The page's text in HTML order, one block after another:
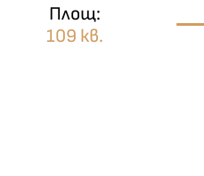
Площ:
109 кв.